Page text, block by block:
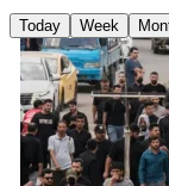
Today Week